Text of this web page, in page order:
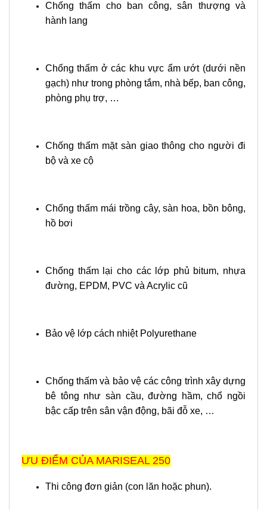
Chống thấm cho ban công, sân thượng và
hành lang
Chống thấm ở các khu vực ẩm ướt (dưới nền
gạch) như trong phòng tắm, nhà bếp, ban công,
phòng phụ trợ, …
Chống thấm mặt sàn giao thông cho người đi
bộ và xe cộ
Chống thấm mái trồng cây, sàn hoa, bồn bông,
hồ bơi
Chống thấm lại cho các lớp phủ bitum, nhựa
đường, EPDM, PVC và Acrylic cũ
Bảo vệ lớp cách nhiệt Polyurethane
Chống thấm và bảo vệ các công trình xây dựng
bê tông như sàn cầu, đường hầm, chổ ngồi
bậc cấp trên sân vận động, bãi đỗ xe, …
ƯU ĐIỂM CỦA MARISEAL 250
Thi công đơn giản (con lăn hoặc phun).